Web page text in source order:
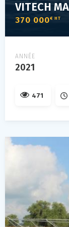
370 000€ HT
ANNÉE
2021
471